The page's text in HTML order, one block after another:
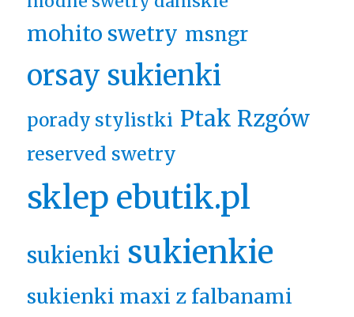
mohito swetry msngr
orsay sukienki
porady stylistki Ptak Rzgów
reserved swetry
sklep ebutik.pl
sukienki sukienkie
sukienki maxi z falbanami